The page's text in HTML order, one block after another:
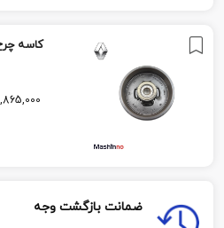
کاسه
ضمانت بازگشت وجه